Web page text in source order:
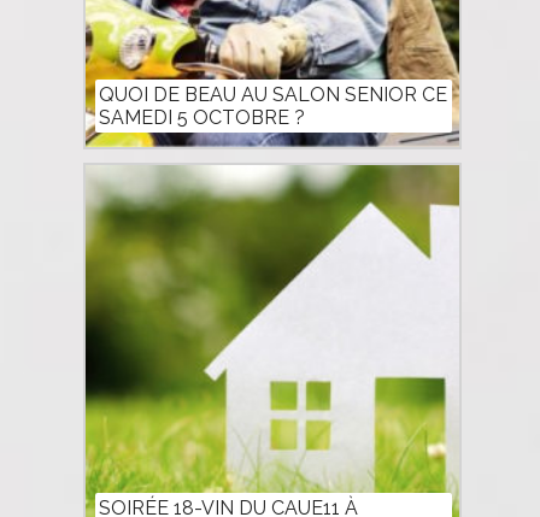
QUOI DE BEAU AU SALON SENIOR CE
SAMEDI 5 OCTOBRE ?
SOIRÉE 18-VIN DU CAUE11 À